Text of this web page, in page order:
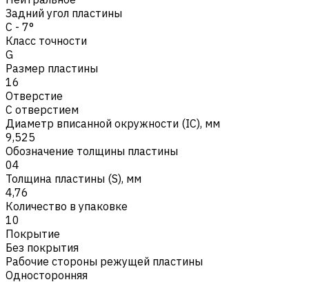
Задний угол пластины
C - 7°
Класс точности
G
Размер пластины
16
Отверстие
С отверстием
Диаметр вписанной окружности (IC), мм
9,525
Обозначение толщины пластины
04
Толщина пластины (S), мм
4,76
Количество в упаковке
10
Покрытие
Без покрытия
Рабочие стороны режущей пластины
Односторонняя